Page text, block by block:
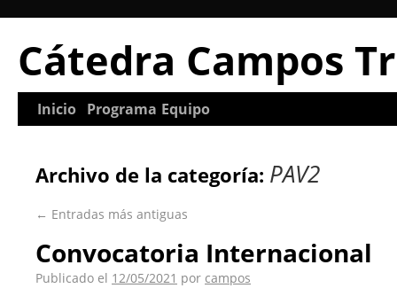
Cátedra Campos
Inicio Programa Equipo
Archivo de la categoría: PAV2
← Entradas más antiguas
Convocatoria Internacional
Publicado el 12/05/2021 por campos